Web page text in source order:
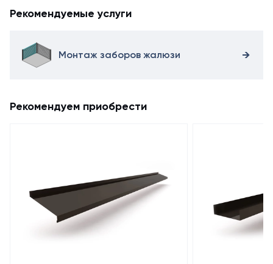
Рекомендуемые услуги
Монтаж заборов жалюзи
Рекомендуем приобрести